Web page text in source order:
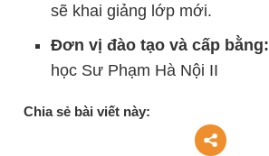
sẽ khai giảng lớp mới.
Đơn vị đào tạo và cấp bằng:
học Sư Phạm Hà Nội II
Chia sẻ bài viết này: